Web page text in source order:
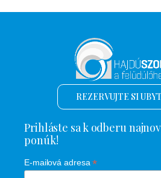
REZERVUJTE SI
Prihláste sa k odberu
ponúk!
E-mailová adresa*